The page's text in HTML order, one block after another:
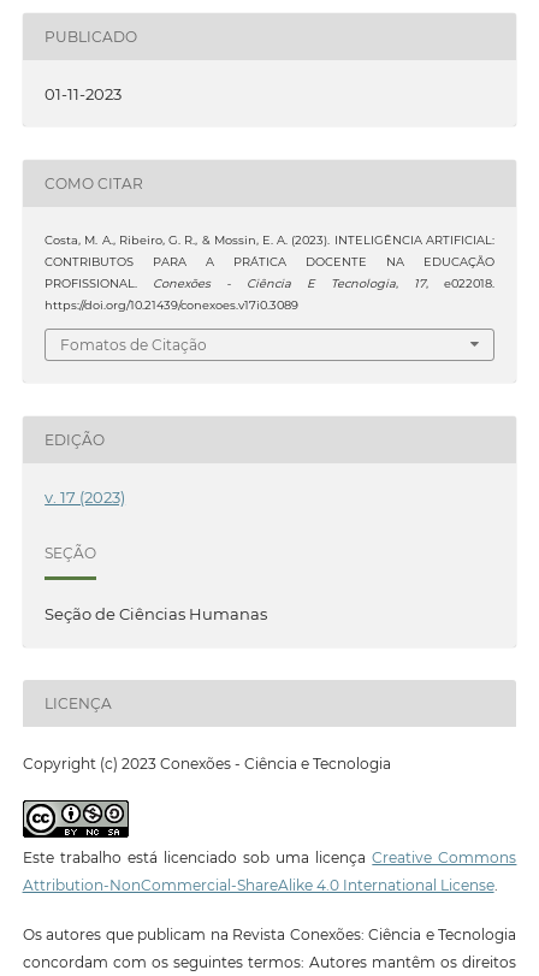
PUBLICADO
01-11-2023
COMO CITAR
Costa, M. A., Ribeiro, G. R., & Mossin, E. A. (2023). INTELIGÊNCIA ARTIFICIAL:
CONTRIBUTOS PARA A PRÁTICA DOCENTE NA EDUCAÇÃO
PROFISSIONAL. Conexões - Ciência E Tecnologia, 17, e022018.
https://doi.org/10.21439/conexoes.v17i0.3089
Fomatos de Citação
EDIÇÃO
v. 17 (2023)
SEÇÃO
Seção de Ciências Humanas
LICENÇA
Copyright (c) 2023 Conexões - Ciência e Tecnologia
Este trabalho está licenciado sob uma licençaCreative Commons
Attribution-NonCommercial-ShareAlike 4.0 International License.
Os autores que publicam na Revista Conexões: Ciência e Tecnologia
concordam com os seguintes termos: Autores mantêm os direitos